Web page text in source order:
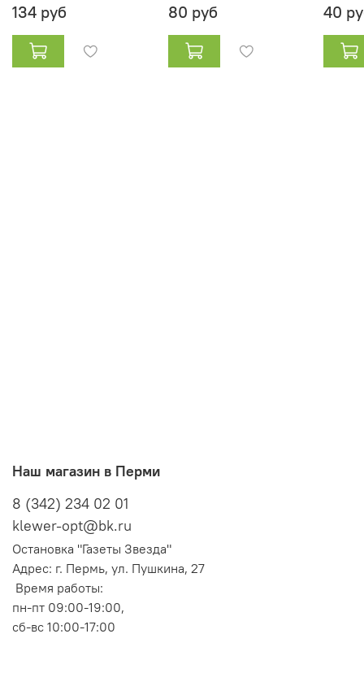
134 руб 80 руб 40
Наш магазин в Перми
8 (342) 234 02 01
klewer-opt@bk.ru
Остановка "Газеты Звезда"
Адрес: г. Пермь, ул. Пушкина, 27
Время работы:
пн-пт 09:00-19:00,
сб-вс 10:00-17:00